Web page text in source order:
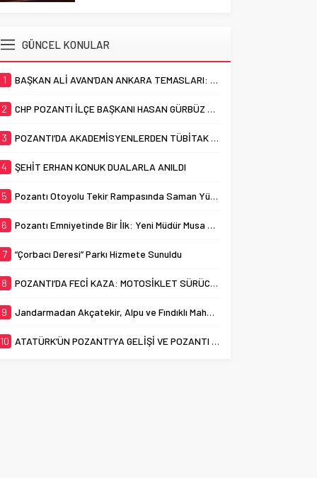
yıllardır “Çorbacı Deresi” adıyla
bilinen...
otomobil ile motosikletin
yaşamını yitirdi. Pozantı’da
gelen trafik kazasında,
Feci kazada motosiklet...
GÜNCEL KONULAR
1 BAŞKAN ALİ AVAN’DAN ANKARA TEMASLARI: “POZANTI İÇİN GÜÇLÜ DESTEK, KESİNTİSİZ HİZMET”
2 CHP POZANTI İLÇE BAŞKANI HASAN GÜRBÜZ OLDU
3 POZANTI’DA AKADEMİSYENLERDEN TÜBİTAK BAŞARISI
4 ŞEHİT ERHAN KONUK DUALARLA ANILDI
5 Pozantı Otoyolu Tekir Rampasında Saman Yüklü Tır Alevlere Teslim Oldu
6 Pozantı Emniyetinde Bir İlk: Yeni Müdür Musa Yabacı Basınla Buluştu
7 “Çorbacı Deresi” Parkı Hizmete Sunuldu
8 POZANTI’DA FECİ KAZA: MOTOSİKLET SÜRÜCÜSÜ HAYATINI KAYBETTİ
9 Jandarmadan Akçatekir, Alpu ve Fındıklı Mahallelerinde Dolandırıcılık Uyarısı
10 ATATÜRK’ÜN POZANTI’YA GELİŞİ VE POZANTI KONGRESİ’NİN 106. YILI KUTLANDI